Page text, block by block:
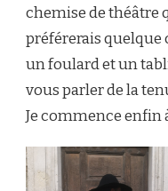
chemise de théâtre
préférerais
un foulard et un
vous parler de la
Je commence enfin